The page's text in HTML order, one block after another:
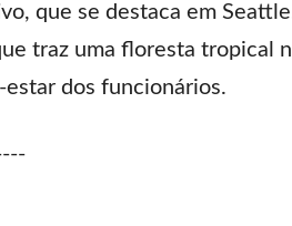
que se destaca em
traz uma floresta tropical
dos funcionários.